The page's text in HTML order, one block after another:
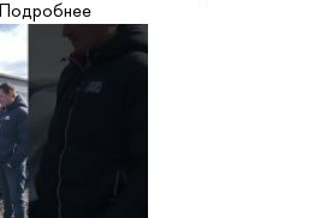
Подробнее